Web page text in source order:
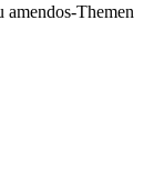
Themen